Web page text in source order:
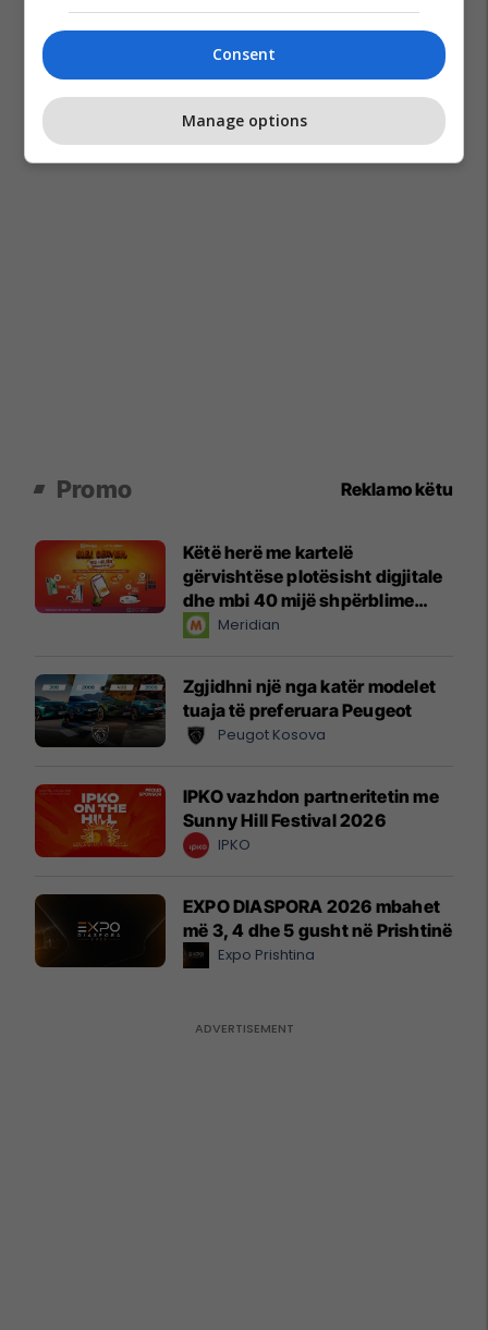
Promo Reklamo këtu
Këtë herë me kartelë
gërvishtëse plotësisht digjitale
dhe mbi 40 mijë shpërblime
instant!Meridian
Zgjidhni një nga katër modelet
tuaja të preferuara Peugeot
Peugot Kosova
IPKO vazhdon partneritetin me
Sunny Hill Festival 2026
IPKO
EXPO DIASPORA 2026 mbahet
më 3, 4 dhe 5 gusht në Prishtinë
Expo Prishtina
Consent
Manage options